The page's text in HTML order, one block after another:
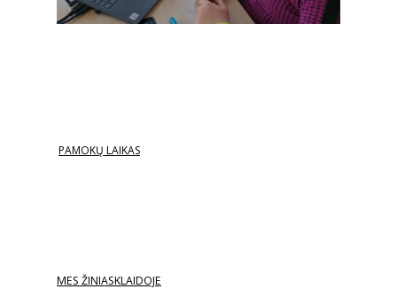
PAMOKŲ LAIKAS
MES ŽINIASKLAIDOJE